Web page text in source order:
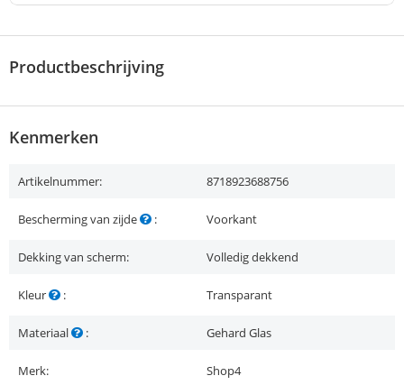
Productbeschrijving
Kenmerken
Artikelnummer: 8718923688756
Bescherming van zijde : Voorkant
Dekking van scherm: Volledig dekkend
Kleur : Transparant
Materiaal : Gehard Glas
Merk: Shop4